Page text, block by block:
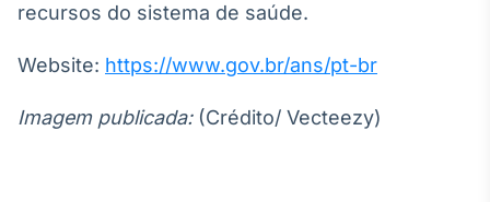
recursos do sistema de saúde.
Website: https://www.gov.br/ans/pt-br
Imagem publicada:(Crédito/ Vecteezy)